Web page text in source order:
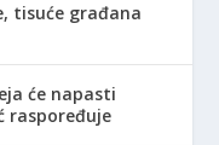
tisuće građana
će napasti
raspoređuje